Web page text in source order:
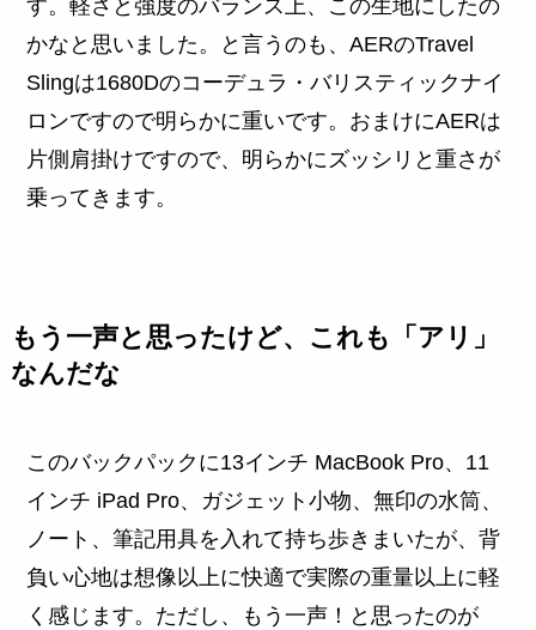
す。軽さと強度のバランス上、この生地にしたの
かなと思いました。と言うのも、AERのTravel
Slingは1680Dのコーデュラ・バリスティックナイ
ロンですので明らかに重いです。おまけにAERは
片側肩掛けですので、明らかにズッシリと重さが
乗ってきます。
もう一声と思ったけど、これも「アリ」
なんだな
このバックパックに13インチ MacBook Pro、11
インチ iPad Pro、ガジェット小物、無印の水筒、
ノート、筆記用具を入れて持ち歩きまいたが、背
負い心地は想像以上に快適で実際の重量以上に軽
く感じます。ただし、もう一声！と思ったのが